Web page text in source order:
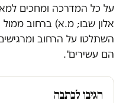
על כל המדרכה ומחכים
אלון שבו; מ.א) ברחוב
השתלטו על הרחוב
הם עשירים".
הגיבו לכתבה